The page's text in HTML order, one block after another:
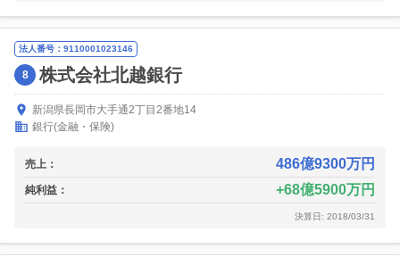
法人番号：9110001023146
8 株式会社北越銀行
新潟県長岡市大手通2丁目2番地14
銀行(金融・保険)
売上： 486億9300万円
純利益： 68億5900万円
決算日: 2018/03/31